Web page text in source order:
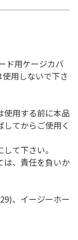
ド用ケージカバ
用しないで下さ
使用する前に本品
てからご使用く
て下さい。
は、責任を負いか
、イージーホー